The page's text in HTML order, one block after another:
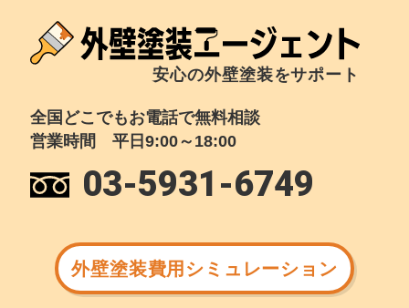
安心の外壁塗装をサポート
全国どこでもお電話で無料相談
営業時間 平日9:00～18:00
03-5931-6749
外壁塗装費用シミュレーション